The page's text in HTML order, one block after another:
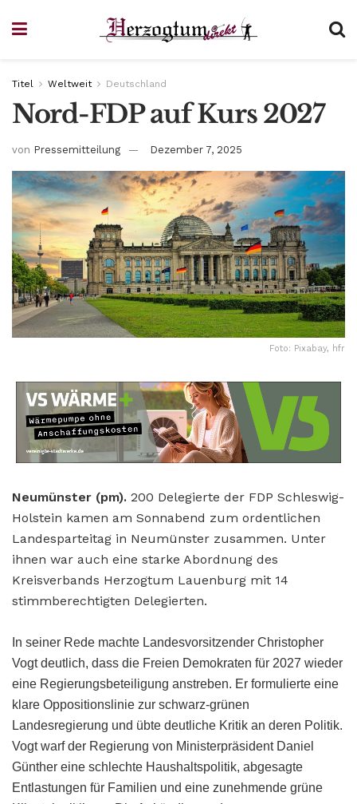
Titel Weltweit Deutschland
Nord-FDP auf Kurs 2027
von Pressemitteilung Dezember 7, 2025
Foto: Pixabay, hfr
Neumünster (pm). 200 Delegierte der FDP Schleswig-
Holstein kamen am Sonnabend zum ordentlichen
Landesparteitag in Neumünster zusammen. Unter
ihnen war auch eine starke Abordnung des
Kreisverbands Herzogtum Lauenburg mit 14
stimmberechtigten Delegierten.
In seiner Rede machte Landesvorsitzender Christopher
Vogt deutlich, dass die Freien Demokraten für 2027 wieder
eine Regierungsbeteiligung anstreben. Er formulierte eine
klare Oppositionslinie zur schwarz-grünen
Landesregierung und übte deutliche Kritik an deren Politik.
Vogt warf der Regierung von Ministerpräsident Daniel
Günther eine schlechte Haushaltspolitik, abgesagte
Entlastungen für Familien und eine zunehmende grüne